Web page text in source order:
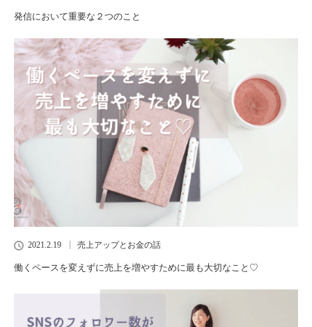
発信において重要な２つのこと
2021.2.19 売上アップとお金の話
働くペースを変えずに売上を増やすために最も大切なこと♡